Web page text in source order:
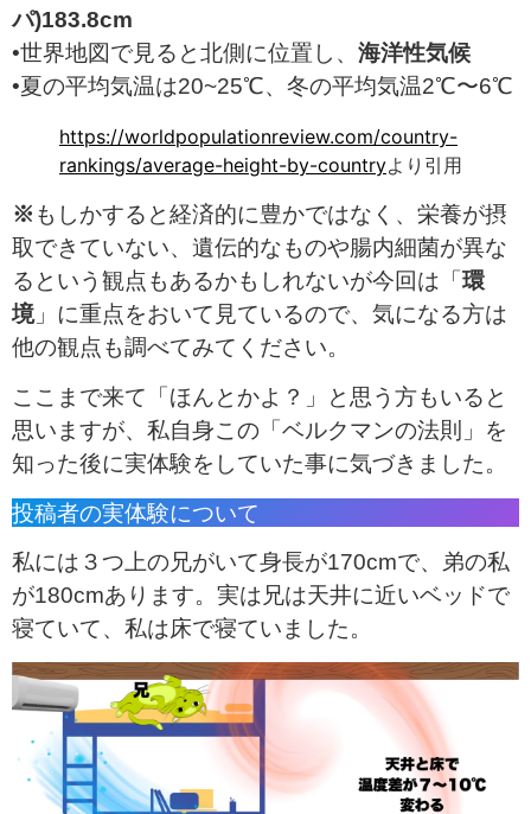
パ)183.8cm
•世界地図で見ると北側に位置し、 海洋性気候
•夏の平均気温は20~25℃、冬の平均気温2℃〜6℃
https://worldpopulationreview.com/country-
rankings/average-height-by-countryより引用
※ もしかすると経済的に豊かではなく、栄養が摂
取できていない、遺伝的なものや腸内細菌が異な
るという観点もあるかもしれないが今回は「 環
境」に重点をおいて見ているので、気になる方は
他の観点も調べてみてください。
ここまで来て「ほんとかよ？」と思う方もいると
思いますが、私自身この「ベルクマンの法則」を
知った後に実体験をしていた事に気づきました。
投稿者の実体験について
私には３つ上の兄がいて身長が170cmで、弟の私
が180cmあります。実は兄は天井に近いベッドで
寝ていて、私は床で寝ていました。